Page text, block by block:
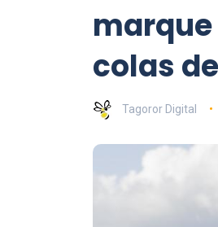
colas
Tagoror Digital